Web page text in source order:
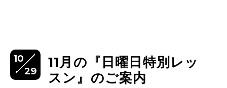
10
29
11月の『日曜日特別レッ
スン』のご案内